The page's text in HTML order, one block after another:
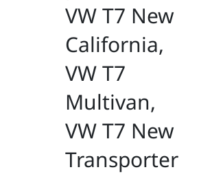
VW T7 New
California,
VW T7
Multivan,
VW T7 New
Transporter